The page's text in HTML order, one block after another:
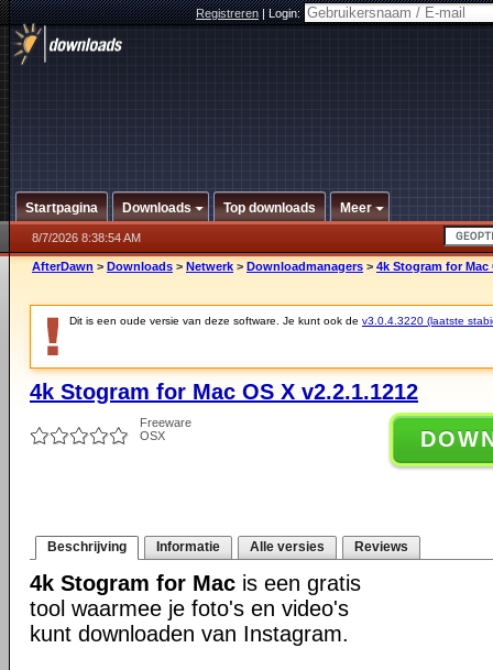
Registreren|Login:
Startpagina Downloads Top downloads Meer
8/7/2026 8:38:54 AM
AfterDawn > Downloads > Netwerk > Downloadmanagers > 4k Stogram for Mac
Dit is een oude versie van deze software. Je kunt ook de v3.0.4.3220 (laatste
4k Stogram for Mac OS X v2.2.1.1212
Freeware
OSX
Beschrijving Informatie Alle versies Reviews
4k Stogram for Mac is een gratis
tool waarmee je foto's en video's
kunt downloaden van Instagram.